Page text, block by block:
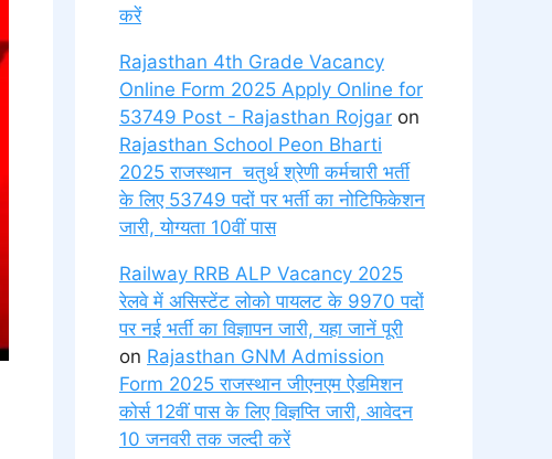
करें
Rajasthan 4th Grade Vacancy
Online Form 2025 Apply Online for
53749 Post - Rajasthan Rojgar on
Rajasthan School Peon Bharti
2025 राजस्थान चतुर्थ श्रेणी कर्मचारी भर्ती
के लिए 53749 पदों पर भर्ती का नोटिफिकेशन
जारी, योग्यता 10वीं पास
Railway RRB ALP Vacancy 2025
रेलवे में असिस्टेंट लोको पायलट के 9970 पदों
पर नई भर्ती का विज्ञापन जारी, यहा जानें पूरी
on Rajasthan GNM Admission
Form 2025 राजस्थान जीएनएम ऐडमिशन
कोर्स 12वीं पास के लिए विज्ञप्ति जारी, आवेदन
10 जनवरी तक जल्दी करें